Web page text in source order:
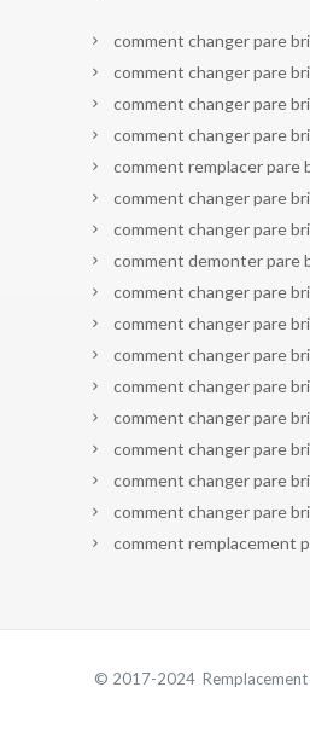
comment changer pare
comment changer pare
comment changer pare
comment changer pare
comment remplacer pare
comment changer pare
comment changer pare
comment demonter pare
comment changer pare
comment changer pare
comment changer pare
comment changer pare
comment changer pare
comment changer pare
comment changer pare
comment changer pare
comment remplacement
© 2017-2024 Remplacement